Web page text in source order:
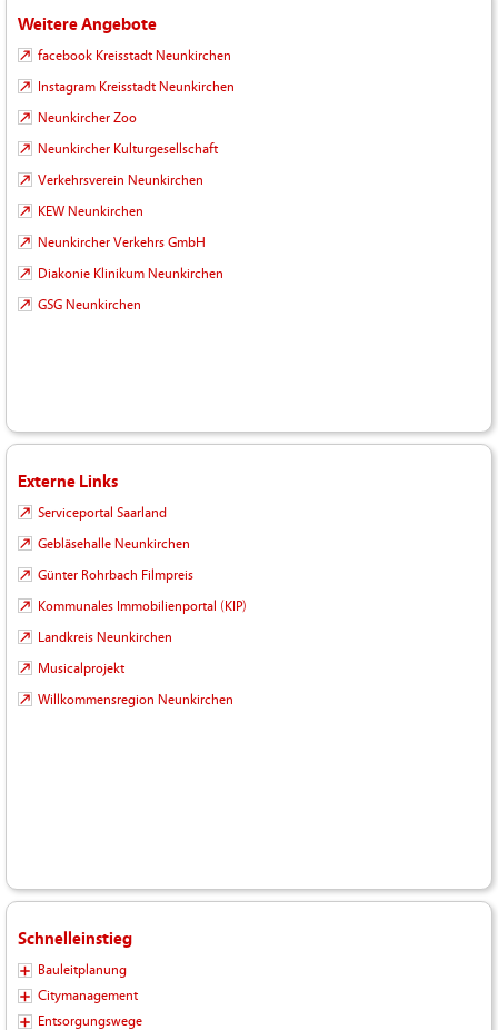
Weitere Angebote
facebook Kreisstadt Neunkirchen
Instagram Kreisstadt Neunkirchen
Neunkircher Zoo
Neunkircher Kulturgesellschaft
Verkehrsverein Neunkirchen
KEW Neunkirchen
Neunkircher Verkehrs GmbH
Diakonie Klinikum Neunkirchen
GSG Neunkirchen
Externe Links
Serviceportal Saarland
Gebläsehalle Neunkirchen
Günter Rohrbach Filmpreis
Kommunales Immobilienportal (KIP)
Landkreis Neunkirchen
Musicalprojekt
Willkommensregion Neunkirchen
Schnelleinstieg
Bauleitplanung
Citymanagement
Entsorgungswege